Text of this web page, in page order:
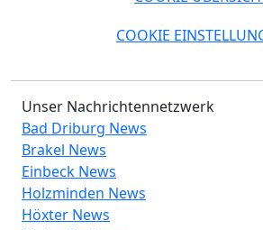
COOKIE
Unser Nachrichtennetzwerk
Bad Driburg News
Brakel News
Einbeck News
Holzminden News
Höxter News